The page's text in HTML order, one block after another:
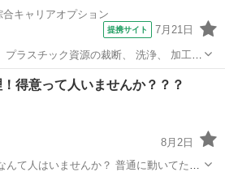
合キャリアオプション
提携サイト 7月21日
プラスチック資源の裁断、 洗浄、 加工な
ペレーター。 フォークリフトを使用して
場内の清掃等付随業務【取扱製品情報】
得意って人いませんか？？？
8月2日
て人はいませんか？ 普通に動いてたん